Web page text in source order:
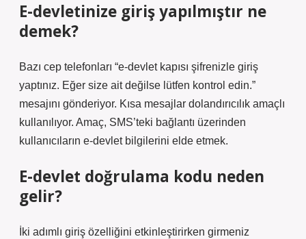
E-devletinize giriş yapılmıştır ne
demek?
Bazı cep telefonları “e-devlet kapısı şifrenizle giriş
yaptınız. Eğer size ait değilse lütfen kontrol edin.”
mesajını gönderiyor. Kısa mesajlar dolandırıcılık amaçlı
kullanılıyor. Amaç, SMS’teki bağlantı üzerinden
kullanıcıların e-devlet bilgilerini elde etmek.
E-devlet doğrulama kodu neden
gelir?
İki adımlı giriş özelliğini etkinleştirirken girmeniz